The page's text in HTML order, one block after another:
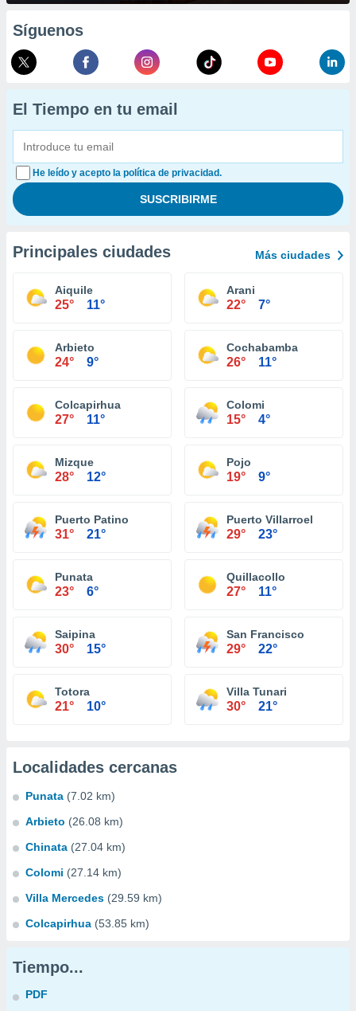
Síguenos
El Tiempo en tu email
He leído y acepto la política de privacidad.
Principales ciudades Más ciudades
Aiquile
25° 11°
Arani
22° 7°
Arbieto
24° 9°
Cochabamba
26° 11°
Colcapirhua
27° 11°
Colomi
15° 4°
Mizque
28° 12°
Pojo
19° 9°
Puerto Patino
31° 21°
Puerto Villarroel
29° 23°
Punata
23° 6°
Quillacollo
27° 11°
Saipina
30° 15°
San Francisco
29° 22°
Totora
21° 10°
Villa Tunari
30° 21°
Localidades cercanas
Punata (7.02 km)
Arbieto (26.08 km)
Chinata (27.04 km)
Colomi (27.14 km)
Villa Mercedes (29.59 km)
Colcapirhua (53.85 km)
Tiempo...
PDF